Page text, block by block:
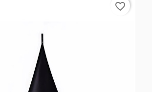
favorite_border